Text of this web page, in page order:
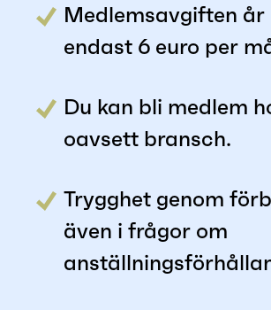
Medlemsavgiften år
endast 6 euro per
Du kan bli medlem
oavsett bransch.
Trygghet genom
även i frågor om